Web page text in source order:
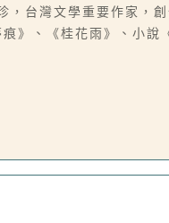
台灣文學重要作家，
》、《桂花雨》、小說